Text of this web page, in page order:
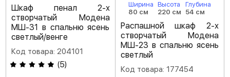
Шкаф пенал 2-х
створчатый Модена
МШ-31 в спальню ясень
светлый/венге
Код товара: 204101
(5)
Ширина
80 см
Высота
220 см
Глубина
54 см
Распашной шкаф 2-х
створчатый Модена
МШ-23 в спальню ясень
светлый
Код товара: 177454